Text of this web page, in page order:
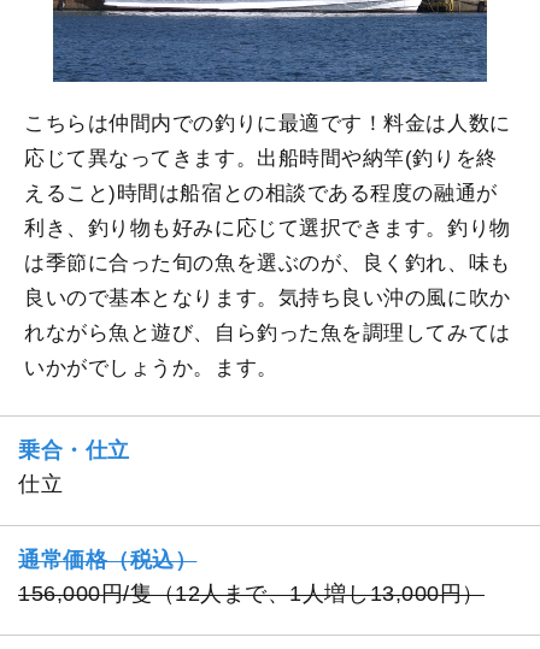
こちらは仲間内での釣りに最適です！料金は人数に
応じて異なってきます。出船時間や納竿(釣りを終
えること)時間は船宿との相談である程度の融通が
利き、釣り物も好みに応じて選択できます。釣り物
は季節に合った旬の魚を選ぶのが、良く釣れ、味も
良いので基本となります。気持ち良い沖の風に吹か
れながら魚と遊び、自ら釣った魚を調理してみては
いかがでしょうか。ます。
乗合・仕立
仕立
通常価格（税込）
156,000円/隻（12人まで、1人増し13,000円）